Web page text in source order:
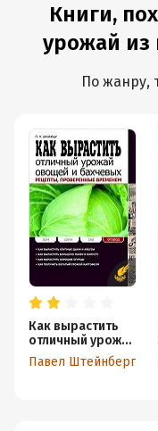
Книги,
урожай из
По жанру,
Как вырастить
отличный урожай
овощей и
бахчевых.
Павел Штейнберг